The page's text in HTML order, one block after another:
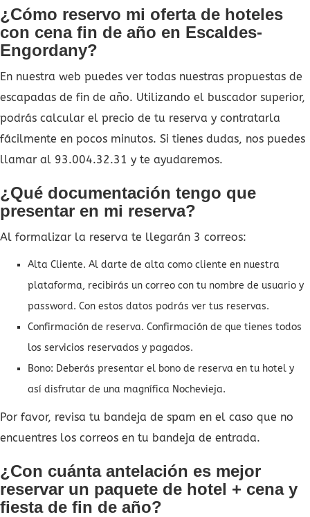
¿Cómo reservo mi oferta de hoteles
con cena fin de año en Escaldes-
Engordany?
En nuestra web puedes ver todas nuestras propuestas de
escapadas de fin de año. Utilizando el buscador superior,
podrás calcular el precio de tu reserva y contratarla
fácilmente en pocos minutos. Si tienes dudas, nos puedes
llamar al 93.004.32.31 y te ayudaremos.
¿Qué documentación tengo que
presentar en mi reserva?
Al formalizar la reserva te llegarán 3 correos:
Alta Cliente. Al darte de alta como cliente en nuestra
plataforma, recibirás un correo con tu nombre de usuario y
password. Con estos datos podrás ver tus reservas.
Confirmación de reserva. Confirmación de que tienes todos
los servicios reservados y pagados.
Bono: Deberás presentar el bono de reserva en tu hotel y
así disfrutar de una magnífica Nochevieja.
Por favor, revisa tu bandeja de spam en el caso que no
encuentres los correos en tu bandeja de entrada.
¿Con cuánta antelación es mejor
reservar un paquete de hotel + cena y
fiesta de fin de año?